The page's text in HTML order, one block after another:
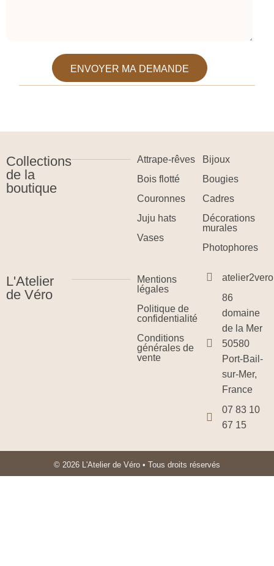
ENVOYER MA DEMANDE
Collections
de la
boutique
Attrape-rêves
Bois flotté
Couronnes
Juju hats
Vases
Bijoux
Bougies
Cadres
Décorations
murales
Photophores
L'Atelier
de Véro
Mentions
légales
Politique de
confidentialité
Conditions
générales de
vente
86
domaine
de la Mer
50580
Port-Bail-
sur-Mer,
France
07 83 10
67 15
© 2026 L'Atelier de Véro • Tous droits réservés